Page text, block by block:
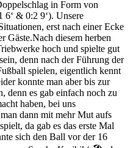
in Form von
& 0:2 9‘). Unsere
erst nach einer Ecke
Gäste.Nach diesem herben
hoch und spielte gut
denn nach der Führung der
spielen, eigentlich kennt
konnte man aber bis zur
denn es gab einfach noch zu
haben, bei uns
dann mit mehr Mut aufs
da gab es das erste Mal
sich den Ball vor der 16